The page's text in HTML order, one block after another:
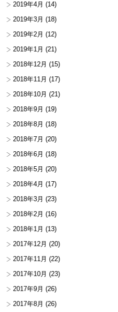
2019年4月 (14)
2019年3月 (18)
2019年2月 (12)
2019年1月 (21)
2018年12月 (15)
2018年11月 (17)
2018年10月 (21)
2018年9月 (19)
2018年8月 (18)
2018年7月 (20)
2018年6月 (18)
2018年5月 (20)
2018年4月 (17)
2018年3月 (23)
2018年2月 (16)
2018年1月 (13)
2017年12月 (20)
2017年11月 (22)
2017年10月 (23)
2017年9月 (26)
2017年8月 (26)